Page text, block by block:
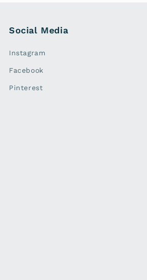
Social Media
Instagram
Facebook
Pinterest